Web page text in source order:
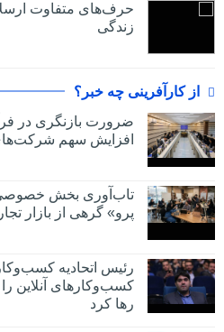
حرف‌های متفاوت
زندگی
از کارآفرینی چه خبر؟
ضرورت بازنگری در
افزایش سهم
تاب‌آوری بخش خصوصی
پرو» گرهی از بازار
رئیس اتحادیه
کسب‌وکارهای آنلاین را
رها کرد